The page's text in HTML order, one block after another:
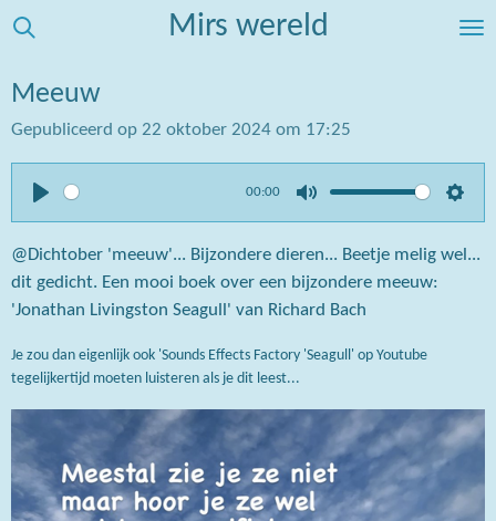
Ga
naar
de
hoofdinhoud
Mirs wereld
Meeuw
Gepubliceerd op 22 oktober 2024 om 17:25
P
l
a
y
00:00
M
u
t
e
S
e
g
s
@Dichtober 'meeuw'... Bijzondere dieren... Beetje melig wel...
dit gedicht. Een mooi boek over een bijzondere meeuw:
'Jonathan Livingston Seagull' van Richard Bach
Je zou dan eigenlijk ook 'Sounds Effects Factory 'Seagull' op Youtube
tegelijkertijd moeten luisteren als je dit leest...